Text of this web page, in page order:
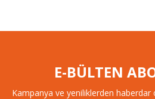
E-BÜLTEN
Kampanya ve yeniliklerden